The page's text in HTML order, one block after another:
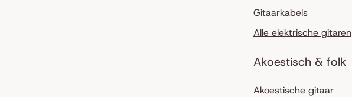
Gitaarkabels
Alle elektrische gitaren
Akoestisch & folk
Akoestische gitaar